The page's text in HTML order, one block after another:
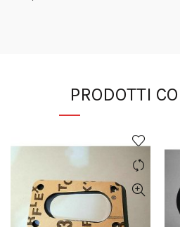
PRODOTTI